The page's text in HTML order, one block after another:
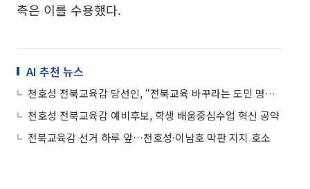
측은 이를 수용했다.
AI 추천 뉴스
천호성 전북교육감 당선인, “전북교육 바꾸라는 도민 명령 받들겠다”
천호성 전북교육감 예비후보, 학생 배움중심수업 혁신 공약
전북교육감 선거 하루 앞…천호성·이남호 막판 지지 호소